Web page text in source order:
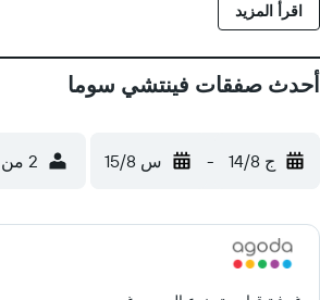
الجميل، ويمكن الوصول إلى متحف برادو
اقرأ المزيد
أحدث صفقات فينتشي سوما
ج 14/8 - س 15/8 2 من الضيوف، غرفة واحدة